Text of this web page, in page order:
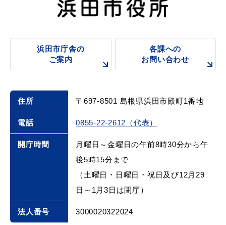
浜田市庁舎の
ご案内
各課への
お問い合わせ
浜田市庁舎の
ご案内
各課への
お問い合わせ
住所 〒697-8501 島根県浜田市殿町1番地
電話 0855-22-2612（代表）
開庁時間
月曜日～金曜日の午前8時30分から午
後5時15分まで
（土曜日・日曜日・祝日及び12月29
日～1月3日は閉庁）
法人番号 3000020322024